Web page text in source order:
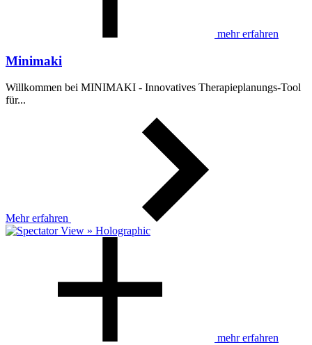
mehr erfahren
Minimaki
Willkommen bei MINIMAKI - Innovatives Therapieplanungs-Tool
für...
Mehr erfahren
mehr erfahren